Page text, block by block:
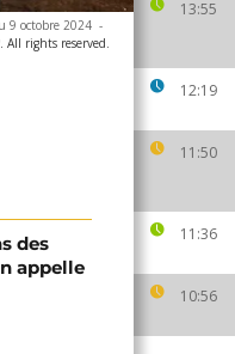
13:55
12:19
11:50
11:36
10:56
9 octobre 2024 -
All rights reserved.
des
appelle